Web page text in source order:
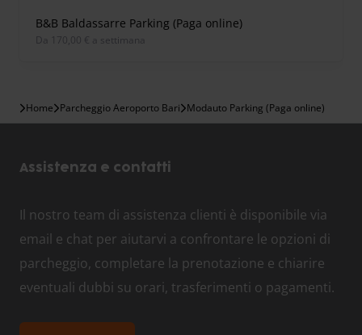
B&B Baldassarre Parking (Paga online)
Da 170,00 € a settimana
Home Parcheggio Aeroporto Bari Modauto Parking (Paga online)
Assistenza e contatti
Il nostro team di assistenza clienti è disponibile via
email e chat per aiutarvi a confrontare le opzioni di
parcheggio, completare la prenotazione e chiarire
eventuali dubbi su orari, trasferimenti o pagamenti.